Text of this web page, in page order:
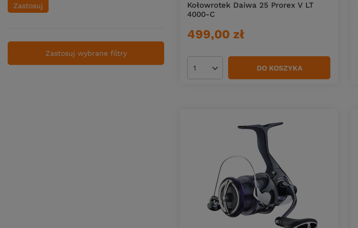
Zastosuj
Zastosuj wybrane filtry
Kołowrotek Daiwa 25 Prorex V LT
4000-C
499,00 zł
Ilość produktów DO KOSZYKA